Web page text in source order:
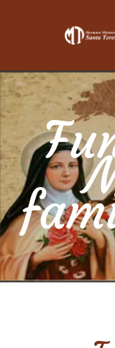
INICIO
SER